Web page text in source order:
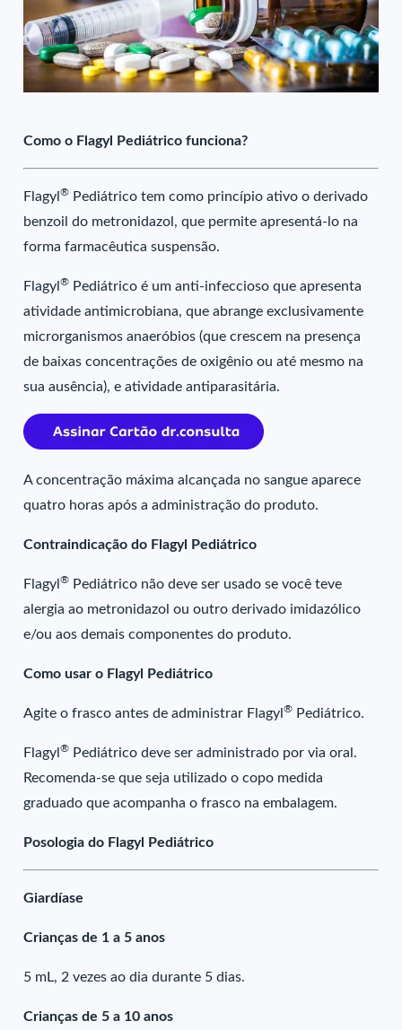
Como o Flagyl Pediátrico funciona?
Flagyl® Pediátrico tem como princípio ativo o derivado
benzoil do metronidazol, que permite apresentá-lo na
forma farmacêutica suspensão.
Flagyl® Pediátrico é um anti-infeccioso que apresenta
atividade antimicrobiana, que abrange exclusivamente
microrganismos anaeróbios (que crescem na presença
de baixas concentrações de oxigênio ou até mesmo na
sua ausência), e atividade antiparasitária.
A concentração máxima alcançada no sangue aparece
quatro horas após a administração do produto.
Contraindicação do Flagyl Pediátrico
Flagyl® Pediátrico não deve ser usado se você teve
alergia ao metronidazol ou outro derivado imidazólico
e/ou aos demais componentes do produto.
Como usar o Flagyl Pediátrico
Agite o frasco antes de administrar Flagyl® Pediátrico.
Flagyl® Pediátrico deve ser administrado por via oral.
Recomenda-se que seja utilizado o copo medida
graduado que acompanha o frasco na embalagem.
Posologia do Flagyl Pediátrico
Giardíase
Crianças de 1 a 5 anos
5 mL, 2 vezes ao dia durante 5 dias.
Crianças de 5 a 10 anos